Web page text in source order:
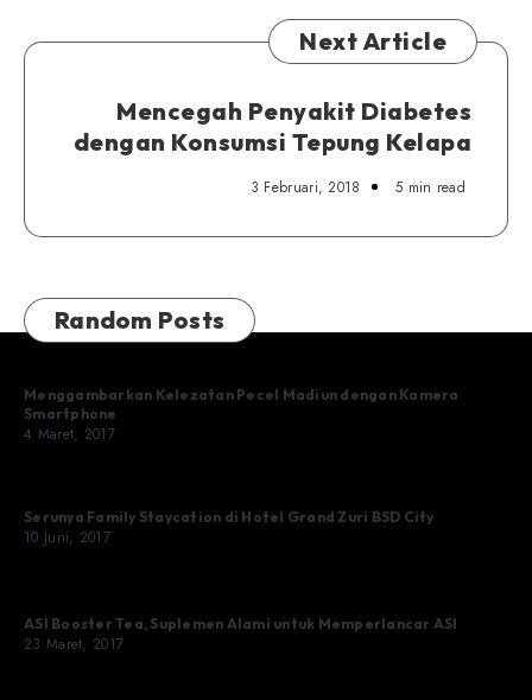
Next Article
Mencegah Penyakit Diabetes
dengan Konsumsi Tepung Kelapa
3 Februari, 2018 5 min read
Random Posts
Menggambarkan Kelezatan Pecel Madiun dengan Kamera
Smartphone
4 Maret, 2017
Serunya Family Staycation di Hotel Grand Zuri BSD City
10 Juni, 2017
ASI Booster Tea, Suplemen Alami untuk Memperlancar ASI
23 Maret, 2017